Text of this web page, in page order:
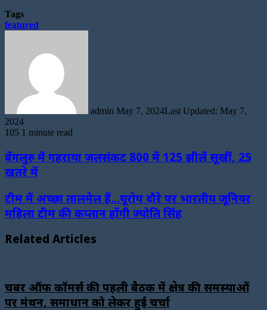
Tags
featured
admin May 7, 2024Last Updated: May 7,
2024
105 1 minute read
बेंगलुरु में गहराया जलसंकट 800 में 125 झीलें सूखीं, 25
खतरे में
टीम में अच्छा तालमेल हैं...यूरोप दौरे पर भारतीय जूनियर
महिला टीम की कप्तान होंगी ज्योति सिंह
Related Articles
चैंबर ऑफ कॉमर्स की पहली बैठक में क्षेत्र की समस्याओं
पर मंथन, समाधान को लेकर हुई चर्चा